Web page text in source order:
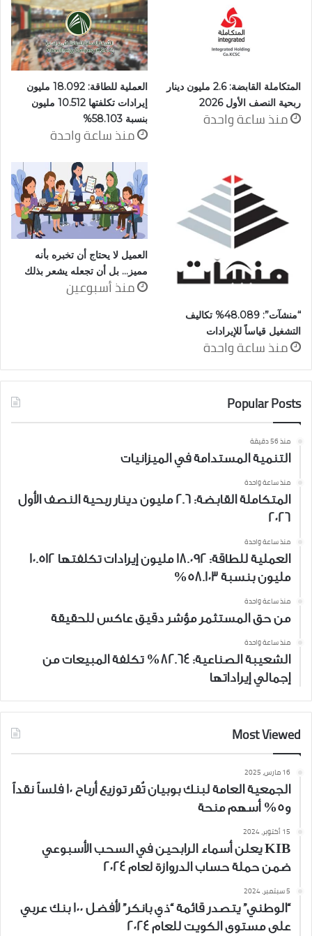
المتكاملة القابضة: 2.6 مليون دينار
ربحية النصف الأول 2026
منذ ساعة واحدة
العملية للطاقة: 18.092 مليون
إيرادات تكلفتها 10.512 مليون
بنسبة 58.103%
منذ ساعة واحدة
“منشآت”: 48.089% تكاليف
التشغيل قياساً للإيرادات
منذ ساعة واحدة
العميل لا يحتاج أن تخبره بأنه
مميز… بل أن تجعله يشعر بذلك
منذ أسبوعين
Popular Posts
منذ 56 دقيقة
التنمية المستدامة في الميزانيات
منذ ساعة واحدة
المتكاملة القابضة: 2.6 مليون دينار ربحية النصف الأول
2026
منذ ساعة واحدة
العملية للطاقة: 18.092 مليون إيرادات تكلفتها 10.512
مليون بنسبة 58.103%
منذ ساعة واحدة
من حق المستثمر مؤشر دقيق عاكس للحقيقة
منذ ساعة واحدة
الشعيبة الصناعية: 82.64% تكلفة المبيعات من
إجمالي إيراداتها
Most Viewed
16 مارس، 2025
الجمعية العامة لبنك بوبيان تُقر توزيع أرباح 10 فلساً نقداً
و5% أسهم منحة
15 أكتوبر، 2024
KIB يعلن أسماء الرابحين في السحب الأسبوعي
ضمن حملة حساب الدروازة لعام 2024
5 سبتمبر، 2024
“الوطني” يتصدر قائمة “ذي بانكر” لأفضل 100 بنك عربي
على مستوى الكويت للعام 2024